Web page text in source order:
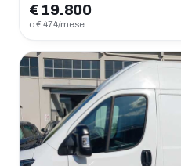
€ 19.800
o € 474/mese